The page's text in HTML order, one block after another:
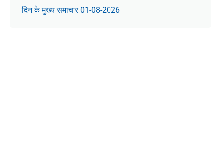
दिन के मुख्य समाचार 01-08-2026